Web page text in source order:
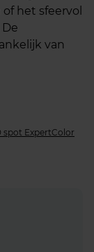
het sfeervol
van
spot ExpertColor